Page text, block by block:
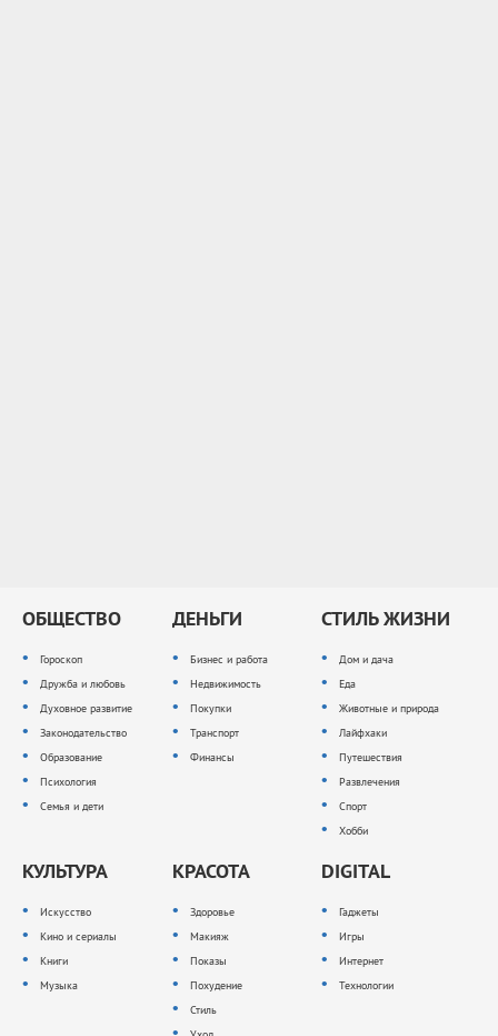
ОБЩЕСТВО
Гороскоп
Дружба и любовь
Духовное развитие
Законодательство
Образование
Психология
Семья и дети
ДЕНЬГИ
Бизнес и работа
Недвижимость
Покупки
Транспорт
Финансы
СТИЛЬ ЖИЗНИ
Дом и дача
Еда
Животные и природа
Лайфхаки
Путешествия
Развлечения
Спорт
Хобби
КУЛЬТУРА
Искусство
Кино и сериалы
Книги
Музыка
КРАСОТА
Здоровье
Макияж
Показы
Похудение
Стиль
DIGITAL
Гаджеты
Игры
Интернет
Технологии